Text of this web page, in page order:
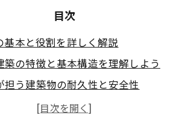
目次
基本と役割を詳しく解説
築の特徴と基本構造を理解しよう
担う建築物の耐久性と安全性
造の役割と住宅選びの重要ポイント